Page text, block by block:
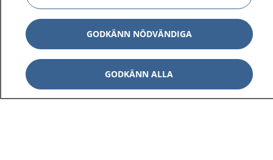
GODKÄNN NÖDVÄNDIGA
GODKÄNN ALLA